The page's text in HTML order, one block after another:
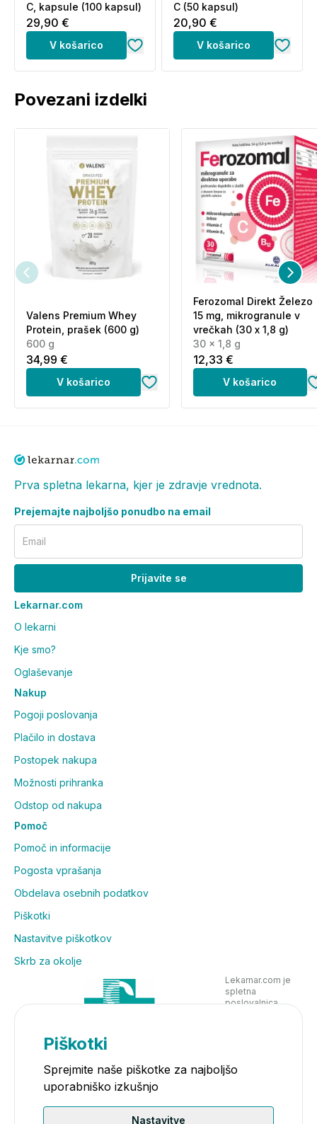
C, kapsule (100 kapsul)
29,90 €
V košarico
C (50 kapsul)
20,90 €
V košarico
Povezani izdelki
Valens Premium Whey
Protein, prašek (600 g)
600 g
34,99 €
V košarico
Ferozomal Direkt Železo
15 mg, mikrogranule v
vrečkah (30 x 1,8 g)
30 x 1,8 g
12,33 €
V košarico
Prva spletna lekarna, kjer je zdravje vrednota.
Prejemajte najboljšo ponudbo na email
Email
Prijavite se
Lekarnar.com
O lekarni
Kje smo?
Oglaševanje
Nakup
Pogoji poslovanja
Plačilo in dostava
Postopek nakupa
Možnosti prihranka
Odstop od nakupa
Pomoč
Pomoč in informacije
Pogosta vprašanja
Obdelava osebnih podatkov
Piškotki
Nastavitve piškotkov
Skrb za okolje
Lekarnar.com je
spletna
poslovalnica
Piškotki
Sprejmite naše piškotke za najboljšo
uporabniško izkušnjo
Nastavitve